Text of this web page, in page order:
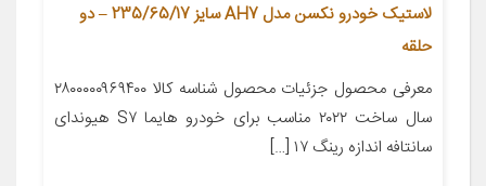
لاستیک خودرو نکسن مدل AH7 سایز 235/65/17 – دو
حلقه
معرفی محصول جزئیات محصول شناسه کالا ۲۸۰۰۰۰۰۹۶۹۴۰۰
سال ساخت ۲۰۲۲ مناسب برای خودرو هایما S۷ هیوندای
سانتافه اندازه رینگ ۱۷ […]